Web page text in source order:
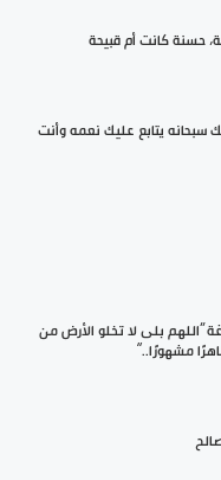
حسنة كانت أم قبيحة
سبحانه يتابع عليك نعمه وأنت
”اللهم بلى لا تخلو الأرض من
مشهورًا..“